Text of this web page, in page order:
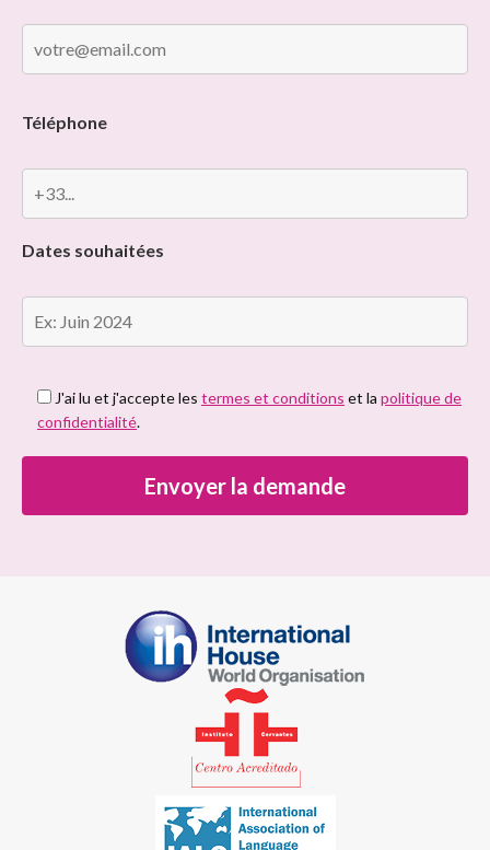
Téléphone
Dates souhaitées
J'ai lu et j'accepte les termes et conditions et la politique de
confidentialité.